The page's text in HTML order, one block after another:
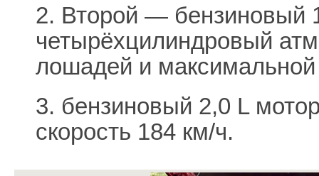
2. Второй — бензиновый
четырёхцилиндровый
лошадей и
3. бензиновый 2,0 L
скорость 184 км/ч.